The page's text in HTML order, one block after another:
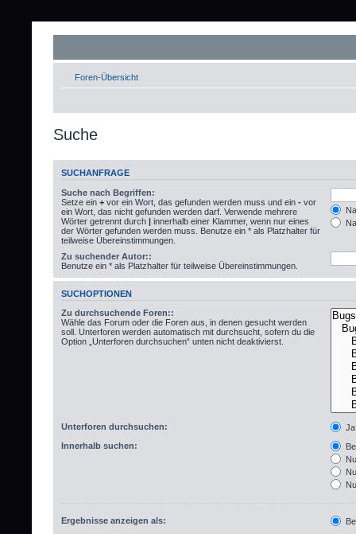
Foren-Übersicht
Suche
SUCHANFRAGE
Suche nach Begriffen:
Setze ein + vor ein Wort, das gefunden werden muss und ein - vor
ein Wort, das nicht gefunden werden darf. Verwende mehrere
Wörter getrennt durch | innerhalb einer Klammer, wenn nur eines
der Wörter gefunden werden muss. Benutze ein * als Platzhalter für
teilweise Übereinstimmungen.
Zu suchender Autor::
Benutze ein * als Platzhalter für teilweise Übereinstimmungen.
SUCHOPTIONEN
Zu durchsuchende Foren::
Wähle das Forum oder die Foren aus, in denen gesucht werden
soll. Unterforen werden automatisch mit durchsucht, sofern du die
Option „Unterforen durchsuchen“ unten nicht deaktivierst.
Unterforen durchsuchen:
Ja
Innerhalb suchen:
Ergebnisse anzeigen als: